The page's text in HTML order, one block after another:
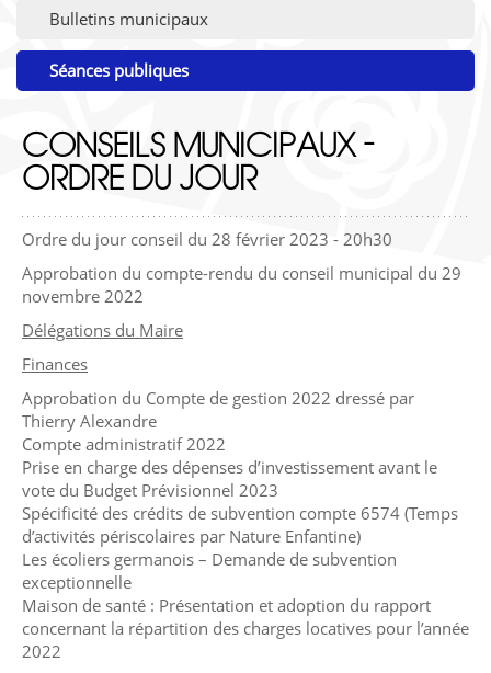
Bulletins municipaux
Séances publiques
CONSEILS MUNICIPAUX -
ORDRE DU JOUR
Ordre du jour conseil du 28 février 2023 - 20h30
Approbation du compte-rendu du conseil municipal du 29
novembre 2022
Délégations du Maire
Finances
Approbation du Compte de gestion 2022 dressé par
Thierry Alexandre
Compte administratif 2022
Prise en charge des dépenses d’investissement avant le
vote du Budget Prévisionnel 2023
Spécificité des crédits de subvention compte 6574 (Temps
d’activités périscolaires par Nature Enfantine)
Les écoliers germanois – Demande de subvention
exceptionnelle
Maison de santé : Présentation et adoption du rapport
concernant la répartition des charges locatives pour l’année
2022